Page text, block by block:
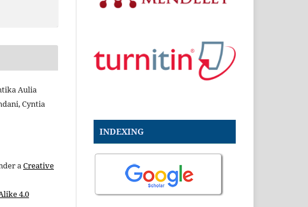
Aulia
Cyntia
a Creative
4.0
INDEXING